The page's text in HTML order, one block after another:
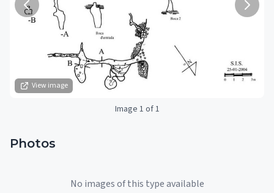
View image
Image 1 of 1
Photos
No images of this type available